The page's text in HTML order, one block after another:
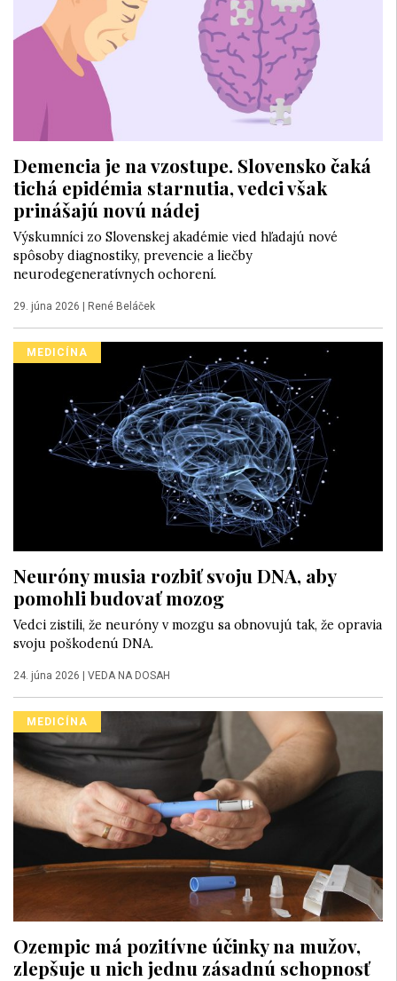
Demencia je na vzostupe. Slovensko čaká
tichá epidémia starnutia, vedci však
prinášajú novú nádej
Výskumníci zo Slovenskej akadémie vied hľadajú nové
spôsoby diagnostiky, prevencie a liečby
neurodegeneratívnych ochorení.
29. júna 2026 René Beláček
MEDICÍNA
Neuróny musia rozbiť svoju DNA, aby
pomohli budovať mozog
Vedci zistili, že neuróny v mozgu sa obnovujú tak, že opravia
svoju poškodenú DNA.
24. júna 2026 VEDA NA DOSAH
MEDICÍNA
Ozempic má pozitívne účinky na mužov,
zlepšuje u nich jednu zásadnú schopnosť